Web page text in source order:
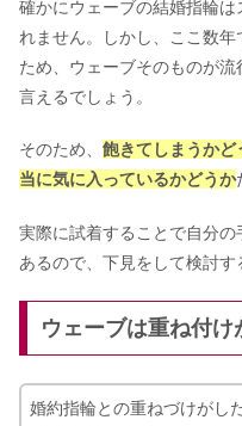
確かにウェーブの結婚指輪
れません。しかし、ここ数
ため、ウェーブそのものが
言えるでしょう。
そのため、 飽きてしまうかど
当に気に入っているかどうか
実際に試着することで自分
あるので、下見をして検討す
ウェーブは重ね付け
婚約指輪との重ねづけがし